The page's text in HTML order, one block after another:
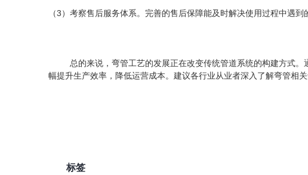
（3）考察售后服务体系。完善的售后保障能及时解决使用过程中遇到
总的来说，弯管工艺的发展正在改变传统管道系统的构建方式。
幅提升生产效率，降低运营成本。建议各行业从业者深入了解弯管相
标签